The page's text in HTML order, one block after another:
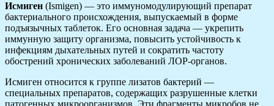
Исмиген (Ismigen) — это иммуномодулирующий препарат
бактериального происхождения, выпускаемый в форме
подъязычных таблеток. Его основная задача — укрепить
иммунную защиту организма, повысить устойчивость к
инфекциям дыхательных путей и сократить частоту
обострений хронических заболеваний ЛОР-органов.
Исмиген относится к группе лизатов бактерий —
специальных препаратов, содержащих разрушенные клетки